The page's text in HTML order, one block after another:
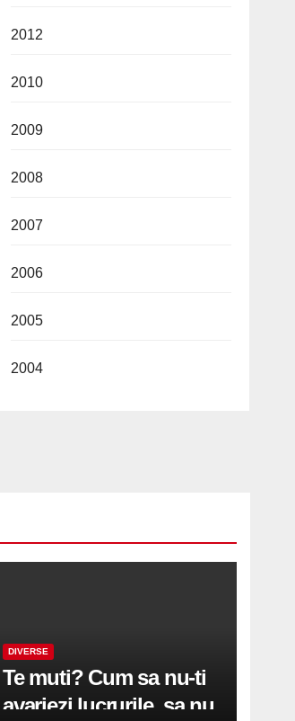
2012
2010
2009
2008
2007
2006
2005
2004
DIVERSE
Te muti? Cum sa nu-ti
avariezi lucrurile, sa nu